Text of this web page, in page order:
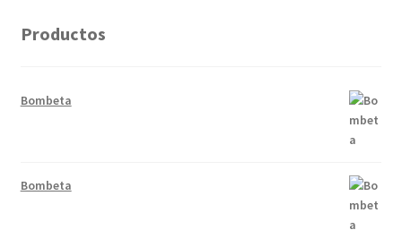
Productos
Bombeta
Bombeta